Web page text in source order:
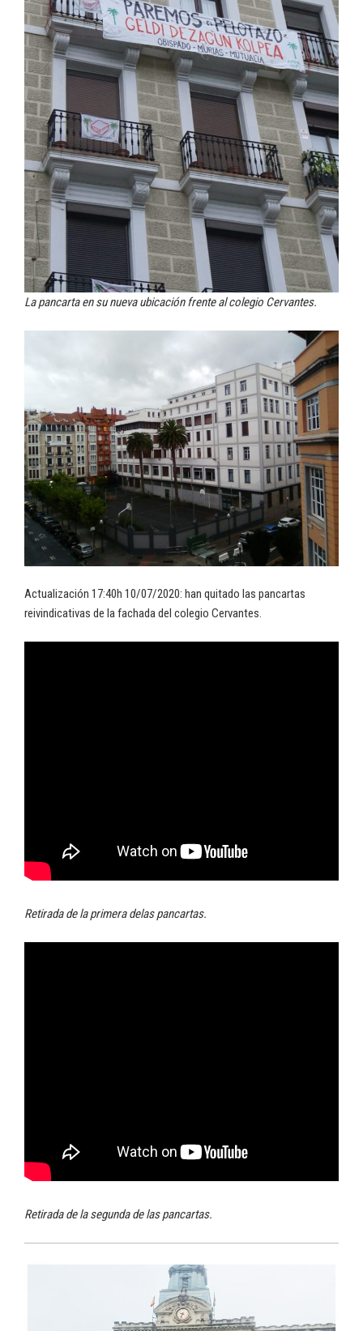
La pancarta en su nueva ubicación frente al colegio Cervantes.
Actualización 17:40h 10/07/2020: han quitado las pancartas
reivindicativas de la fachada del colegio Cervantes.
Retirada de la primera delas pancartas.
Retirada de la segunda de las pancartas.